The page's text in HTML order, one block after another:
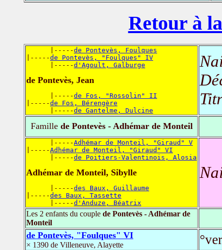
Retour à
      |-----
de Pontevès, Foulques
|-----de Pontevès, "Foulques" IV
      |-----
d'Agoult, Galburge
de Pontevès, Jean
      |-----
de Fos, "Rossolin" II
|-----de Fos, Bérengère
      |-----
de Gantelme, Dulcine
Famillede Pontevès - Adhémar de Monteil
      |-----
Adhémar de Monteil, "Giraud" V
|-----Adhémar de Monteil, "Giraud" VI
      |-----
de Poitiers-Valentinois, Alosia
Adhémar de Monteil, Sibylle
      |-----
des Baux, Guillaume
|-----des Baux, Tassette
      |-----
d'Anduze, Béatrix
Les 2 enfants du couple de Pontevès - Adhémar de
Monteil
de Pontevès, "Foulques" VI
× 1390 de Villeneuve, Alayette